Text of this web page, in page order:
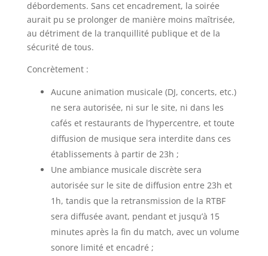
débordements. Sans cet encadrement, la soirée
aurait pu se prolonger de manière moins maîtrisée,
au détriment de la tranquillité publique et de la
sécurité de tous.
Concrètement :
Aucune animation musicale (DJ, concerts, etc.)
ne sera autorisée, ni sur le site, ni dans les
cafés et restaurants de l’hypercentre, et toute
diffusion de musique sera interdite dans ces
établissements à partir de 23h ;
Une ambiance musicale discrète sera
autorisée sur le site de diffusion entre 23h et
1h, tandis que la retransmission de la RTBF
sera diffusée avant, pendant et jusqu’à 15
minutes après la fin du match, avec un volume
sonore limité et encadré ;